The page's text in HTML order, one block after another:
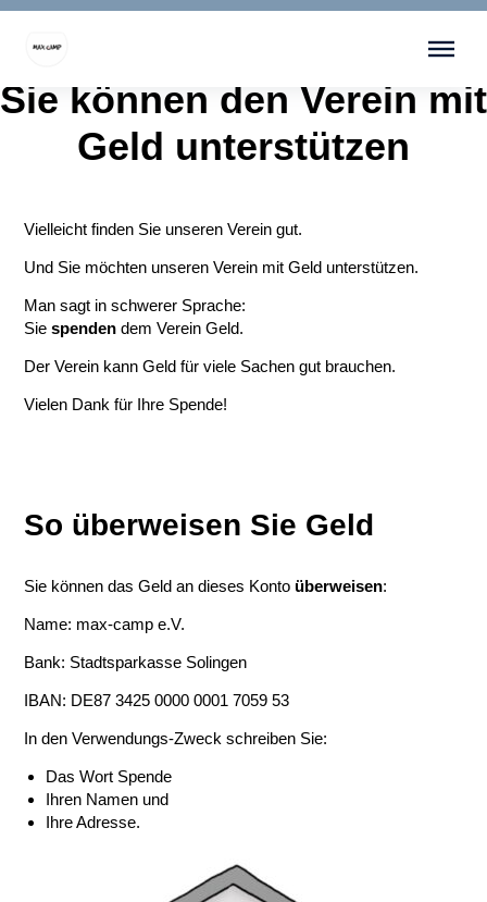
Menü überspringen
Sie können den Verein mit
Geld unterstützen
Vielleicht finden Sie unseren Verein gut.
Und Sie möchten unseren Verein mit Geld unterstützen.
Man sagt in schwerer Sprache:
Sie spendendem Verein Geld.
Der Verein kann Geld für viele Sachen gut brauchen.
Vielen Dank für Ihre Spende!
So überweisen Sie Geld
Sie können das Geld an dieses Konto überweisen:
Name: max-camp e.V.
Bank: Stadtsparkasse Solingen
IBAN: DE87 3425 0000 0001 7059 53
In den Verwendungs-Zweck schreiben Sie:
Das Wort Spende
Ihren Namen und
Ihre Adresse.